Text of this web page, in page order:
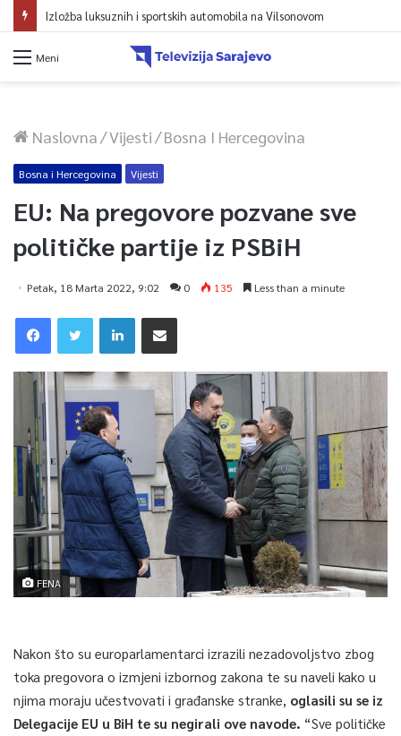
Izložba luksuznih i sportskih automobila na Vilsonovom
Meni
Naslovna/Vijesti/Bosna I Hercegovina
Bosna i Hercegovina Vijesti
EU: Na pregovore pozvane sve
političke partije iz PSBiH
Petak, 18 Marta 2022, 9:02 0 135 Less than a minute
FENA
Nakon što su europarlamentarci izrazili nezadovoljstvo zbog
toka pregovora o izmjeni izbornog zakona te su naveli kako u
njima moraju učestvovati i građanske stranke, oglasili su se iz
Delegacije EU u BiH te su negirali ove navode. “Sve političke